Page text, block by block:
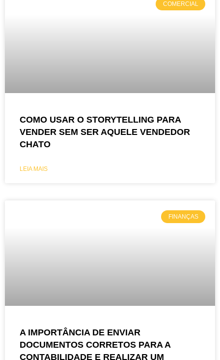
COMERCIAL
COMO USAR O STORYTELLING PARA
VENDER SEM SER AQUELE VENDEDOR
CHATO
LEIA MAIS
FINANÇAS
A IMPORTÂNCIA DE ENVIAR
DOCUMENTOS CORRETOS PARA A
CONTABILIDADE E REALIZAR UM